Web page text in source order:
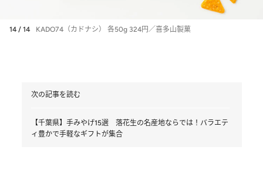
14 / 14 KADO74（カドナシ） 各50g 324円／喜多山製菓
次の記事を読む
【千葉県】手みやげ15選 落花生の名産地ならでは！バラエテ
ィ豊かで手軽なギフトが集合